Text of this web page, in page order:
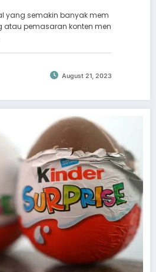
yang semakin banyak mem
atau pemasaran konten men
August 21, 2023